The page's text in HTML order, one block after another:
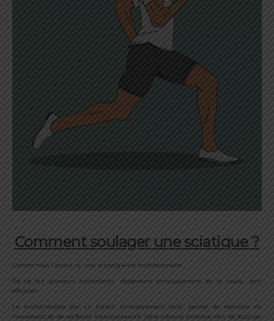
Comment soulager une sciatique ?
Comme nous l’avons vu, une sciatalgie est multifactorielle.
De ce fait plusieurs traitements, dépendant principalement de la cause, sont
efficaces.
La kinésithérapie par un travail principalement local, permet de redonner du
mouvement et de renforcer musculairement votre colonne lombaire afin de favoriser